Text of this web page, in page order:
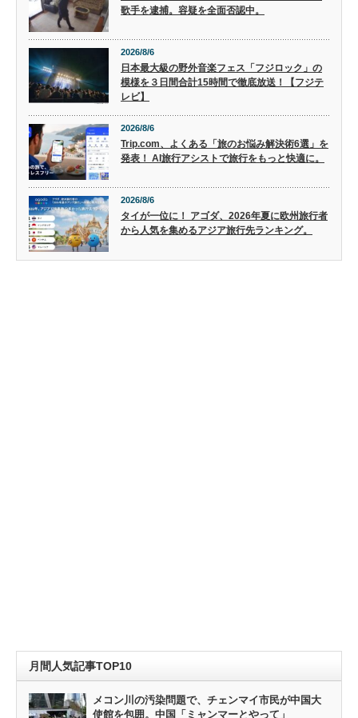
歌手を逮捕。容疑を全面否認中。
2026/8/6
日本最大級の野外音楽フェス「フジロック」の
模様を３日間合計15時間で徹底放送！【フジテ
レビ】
2026/8/6
Trip.com、よくある「旅のお悩み解決術6選」を
発表！ AI旅行アシストで旅行をもっと快適に。
2026/8/6
タイが一位に！ アゴダ、2026年夏に欧州旅行者
から人気を集めるアジア旅行先ランキング。
月間人気記事TOP10
メコン川の汚染問題で、チェンマイ市民が中国大
使館を包囲。中国「ミャンマーとやって」